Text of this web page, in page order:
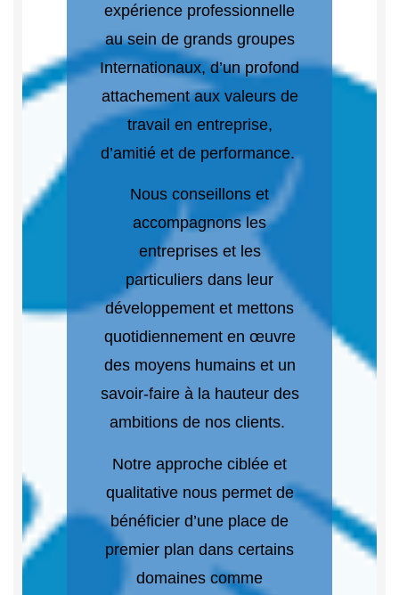
expérience professionnelle
au sein de grands groupes
Internationaux, d’un profond
attachement aux valeurs de
travail en entreprise,
d’amitié et de performance.
Nous conseillons et
accompagnons les
entreprises et les
particuliers dans leur
développement et mettons
quotidiennement en œuvre
des moyens humains et un
savoir-faire à la hauteur des
ambitions de nos clients.
Notre approche ciblée et
qualitative nous permet de
bénéficier d’une place de
premier plan dans certains
domaines comme